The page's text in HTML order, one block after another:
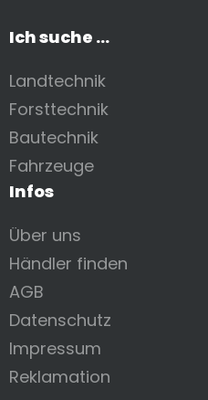
Ich suche ...
Landtechnik
Forsttechnik
Bautechnik
Fahrzeuge
Infos
Über uns
Händler finden
AGB
Datenschutz
Impressum
Reklamation